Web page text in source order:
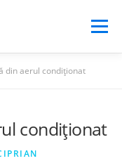
Meniu
din aerul condiționat
condiționat